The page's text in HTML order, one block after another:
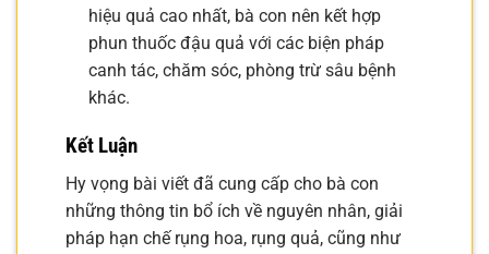
hiệu quả cao nhất, bà con nên kết hợp
phun thuốc đậu quả với các biện pháp
canh tác, chăm sóc, phòng trừ sâu bệnh
khác.
Kết Luận
Hy vọng bài viết đã cung cấp cho bà con
những thông tin bổ ích về nguyên nhân, giải
pháp hạn chế rụng hoa, rụng quả, cũng như